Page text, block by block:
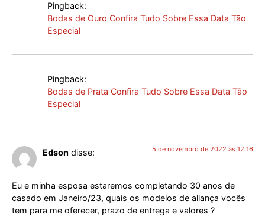
Pingback:
Bodas de Ouro Confira Tudo Sobre Essa Data Tão
Especial
Pingback:
Bodas de Prata Confira Tudo Sobre Essa Data Tão
Especial
Edson disse: 5 de novembro de 2022 às 12:16
Eu e minha esposa estaremos completando 30 anos de
casado em Janeiro/23, quais os modelos de aliança vocês
tem para me oferecer, prazo de entrega e valores ?